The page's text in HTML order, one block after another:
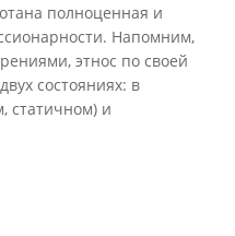
полноценная и
Напомним,
этнос по своей
состояниях: в
статичном) и